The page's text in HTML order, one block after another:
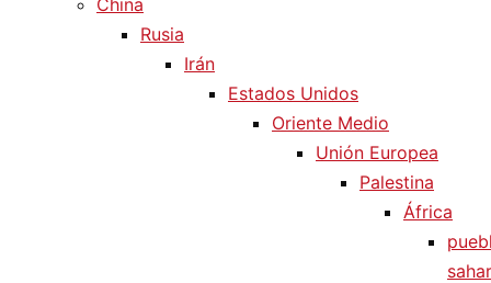
China
Rusia
Irán
Estados Unidos
Oriente Medio
Unión Europea
Palestina
África